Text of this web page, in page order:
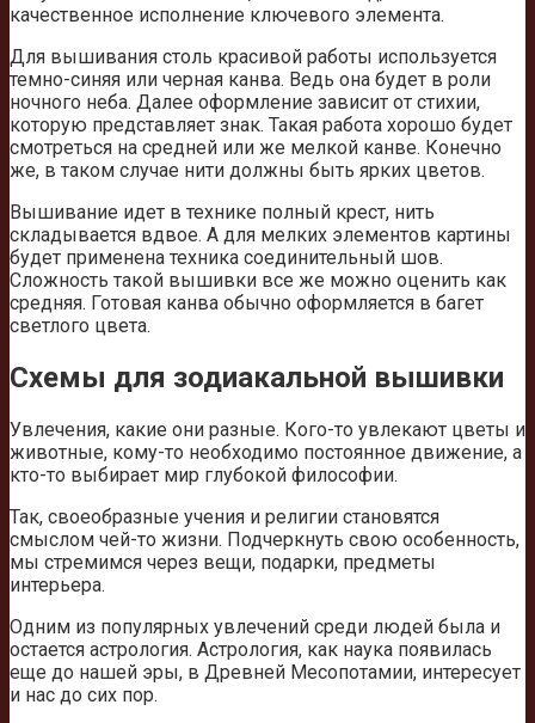
качественное исполнение ключевого элемента.
Для вышивания столь красивой работы используется
темно-синяя или черная канва. Ведь она будет в роли
ночного неба. Далее оформление зависит от стихии,
которую представляет знак. Такая работа хорошо будет
смотреться на средней или же мелкой канве. Конечно
же, в таком случае нити должны быть ярких цветов.
Вышивание идет в технике полный крест, нить
складывается вдвое. А для мелких элементов картины
будет применена техника соединительный шов.
Сложность такой вышивки все же можно оценить как
средняя. Готовая канва обычно оформляется в багет
светлого цвета.
Схемы для зодиакальной вышивки
Увлечения, какие они разные. Кого-то увлекают цветы и
животные, кому-то необходимо постоянное движение, а
кто-то выбирает мир глубокой философии.
Так, своеобразные учения и религии становятся
смыслом чей-то жизни. Подчеркнуть свою особенность,
мы стремимся через вещи, подарки, предметы
интерьера.
Одним из популярных увлечений среди людей была и
остается астрология. Астрология, как наука появилась
еще до нашей эры, в Древней Месопотамии, интересует
и нас до сих пор.